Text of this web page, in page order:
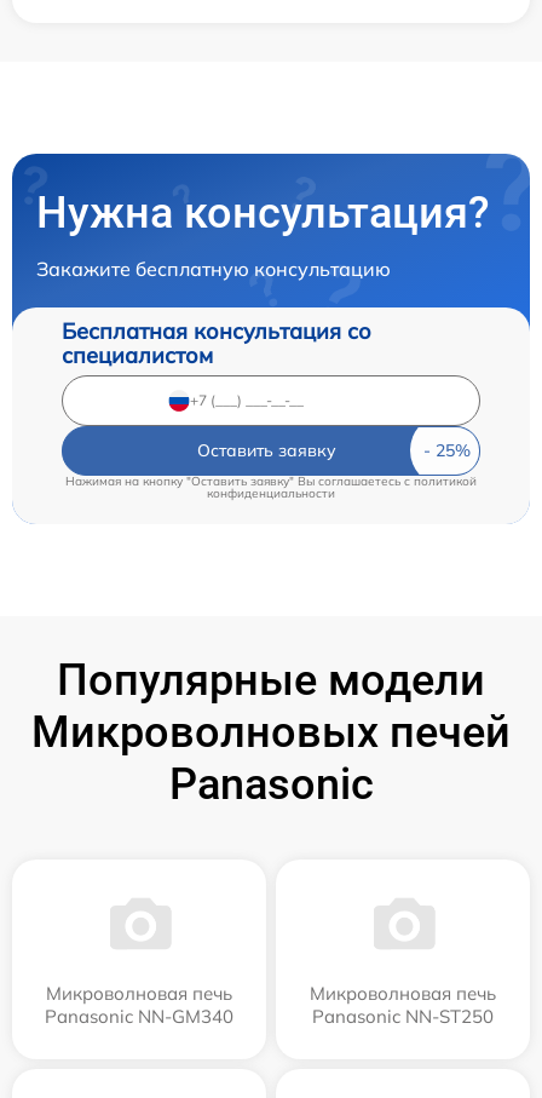
Нужна консультация?
Закажите бесплатную консультацию
Бесплатная консультация со
специалистом
Оставить заявку
Нажимая на кнопку "Оставить заявку" Вы соглашаетесь cполитикой
конфиденциальности
Популярные модели
Микроволновых печей
Panasonic
Микроволновая печь
Panasonic NN-GM340
Микроволновая печь
Panasonic NN-ST250